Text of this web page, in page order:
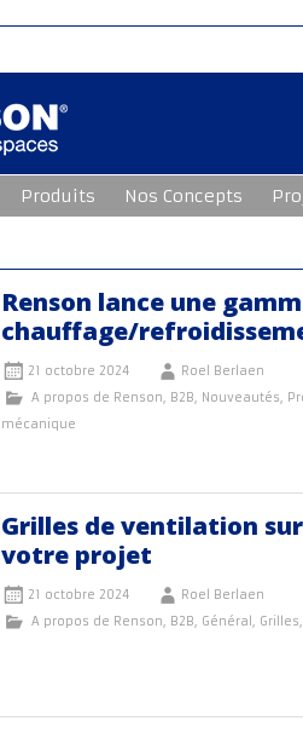
Produits Nos Concepts
Renson lance une
chauffage/
21 octobre 2024
Roel Berlaen
A propos de Renson, B2B, Nouveautés,
mécanique
Grilles de ventilation
votre projet
21 octobre 2024
Roel Berlaen
A propos de Renson, B2B, Général, Grilles,